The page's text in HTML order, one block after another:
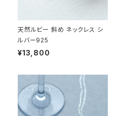
天然ルビー 斜め ネックレス シ
ルバー925
¥13,800